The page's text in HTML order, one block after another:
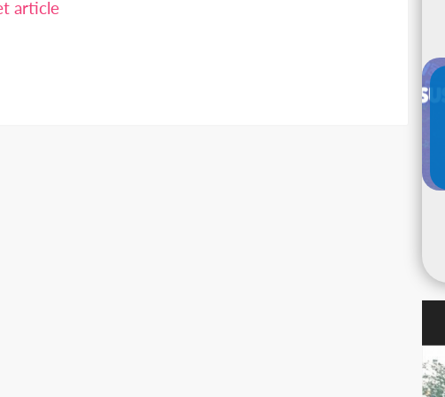
article